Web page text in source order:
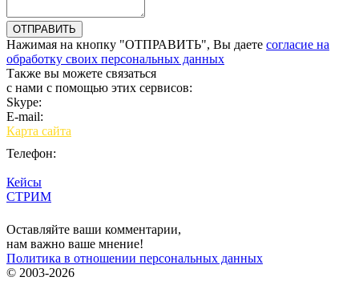
Нажимая на кнопку "ОТПРАВИТЬ", Вы даете согласие на
обработку своих персональных данных
Также вы можете связаться
с нами с помощью этих сервисов:
Skype:
E-mail:
Карта сайта
Телефон:
Кейсы
СТРИМ
Оставляйте ваши комментарии,
нам важно ваше мнение!
Политика в отношении персональных данных
© 2003-2026